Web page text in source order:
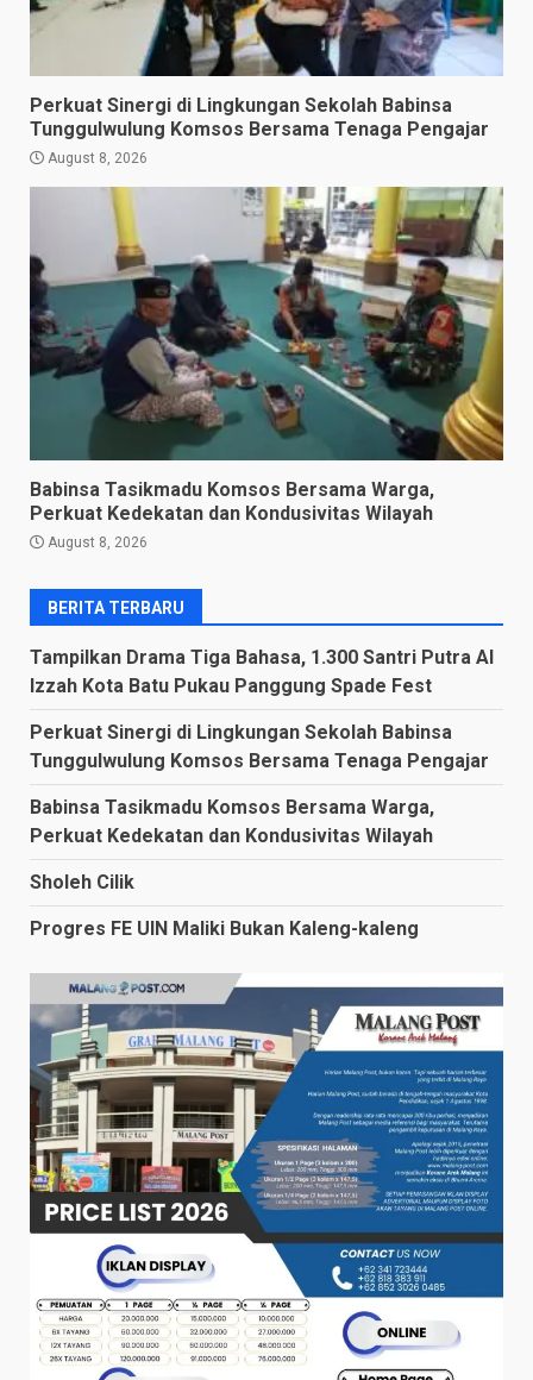
Perkuat Sinergi di Lingkungan Sekolah Babinsa
Tunggulwulung Komsos Bersama Tenaga Pengajar
August 8, 2026
Babinsa Tasikmadu Komsos Bersama Warga,
Perkuat Kedekatan dan Kondusivitas Wilayah
August 8, 2026
BERITA TERBARU
Tampilkan Drama Tiga Bahasa, 1.300 Santri Putra Al
Izzah Kota Batu Pukau Panggung Spade Fest
Perkuat Sinergi di Lingkungan Sekolah Babinsa
Tunggulwulung Komsos Bersama Tenaga Pengajar
Babinsa Tasikmadu Komsos Bersama Warga,
Perkuat Kedekatan dan Kondusivitas Wilayah
Sholeh Cilik
Progres FE UIN Maliki Bukan Kaleng-kaleng